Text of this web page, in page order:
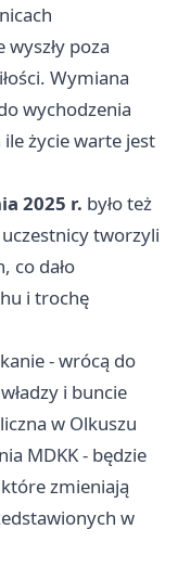
poza
Wymiana
wychodzenia
życie warte jest
2025 r. było też
tworzyli
co dało
i trochę
- wrócą do
i buncie
w Olkuszu
MDKK - będzie
zmieniają
w